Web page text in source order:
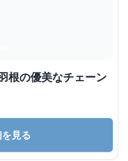
根の優美なチェーン
見る